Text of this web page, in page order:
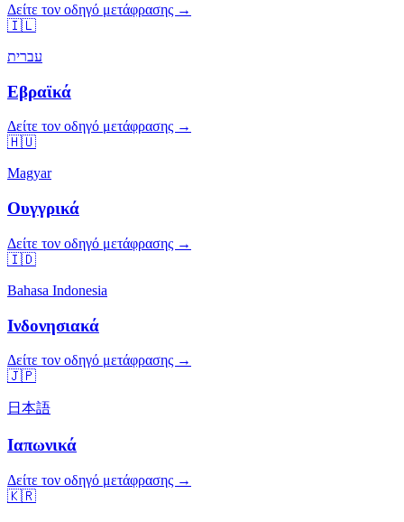
Δείτε τον οδηγό μετάφρασης →
🇮🇱
עברית
Εβραϊκά
Δείτε τον οδηγό μετάφρασης →
🇭🇺
Magyar
Ουγγρικά
Δείτε τον οδηγό μετάφρασης →
🇮🇩
Bahasa Indonesia
Ινδονησιακά
Δείτε τον οδηγό μετάφρασης →
🇯🇵
日本語
Ιαπωνικά
Δείτε τον οδηγό μετάφρασης →
🇰🇷